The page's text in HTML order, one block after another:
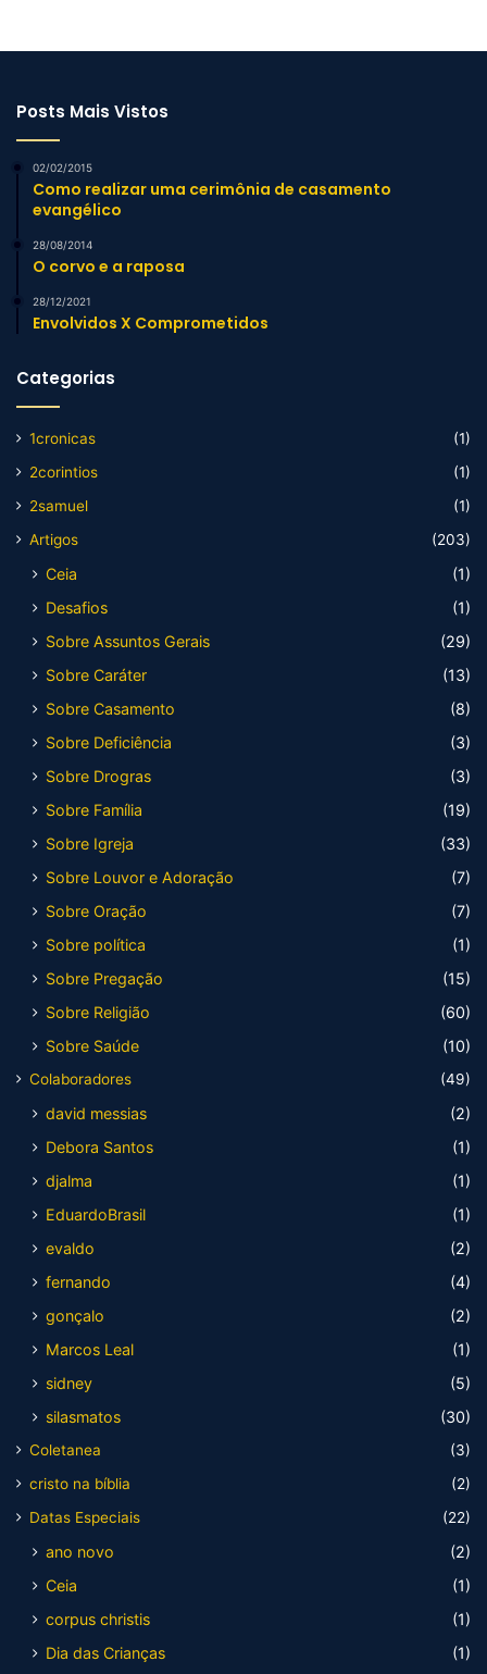
Posts Mais Vistos
02/02/2015
Como realizar uma cerimônia de casamento
evangélico
28/08/2014
O corvo e a raposa
28/12/2021
Envolvidos X Comprometidos
Categorias
1cronicas
(1)
2corintios
(1)
2samuel
(1)
Artigos
(203)
Ceia
(1)
Desafios
(1)
Sobre Assuntos Gerais
(29)
Sobre Caráter
(13)
Sobre Casamento
(8)
Sobre Deficiência
(3)
Sobre Drogras
(3)
Sobre Família
(19)
Sobre Igreja
(33)
Sobre Louvor e Adoração
(7)
Sobre Oração
(7)
Sobre política
(1)
Sobre Pregação
(15)
Sobre Religião
(60)
Sobre Saúde
(10)
Colaboradores (49)
david messias
(2)
Debora Santos
(1)
djalma
(1)
EduardoBrasil
(1)
evaldo
(2)
fernando
(4)
gonçalo
(2)
Marcos Leal
(1)
sidney
(5)
silasmatos
(30)
Coletanea
(3)
cristo na bíblia
(2)
Datas Especiais
(22)
ano novo
(2)
Ceia
(1)
corpus christis
(1)
Dia das Crianças
(1)